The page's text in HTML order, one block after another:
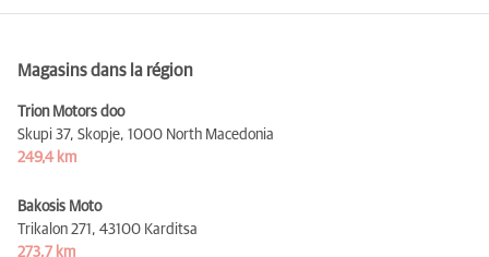
Magasins dans la région
Trion Motors doo
Skupi 37, Skopje, 1000 North Macedonia
249,4 km
Bakosis Moto
Trikalon 271, 43100 Karditsa
273,7 km